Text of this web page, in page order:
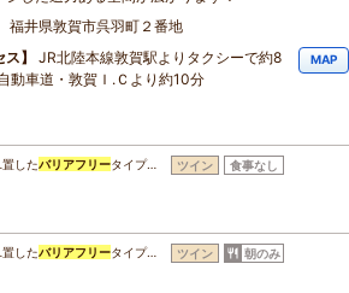
福井県敦賀市呉羽町２番地
ス
JR北陸本線敦賀駅よりタクシーで約8
動車道・敦賀Ｉ.Ｃより約10分
MAP
したバリアフリータイプ… ツイン 食事なし
したバリアフリータイプ… ツイン 朝のみ